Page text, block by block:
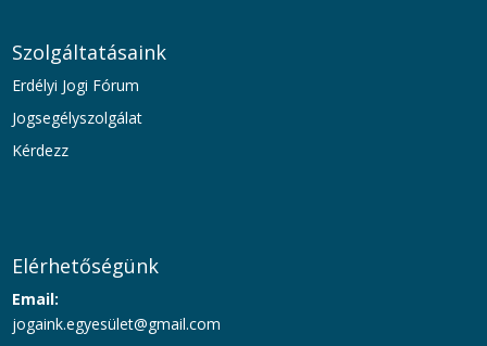
Szolgáltatásaink
Erdélyi Jogi Fórum
Jogsegélyszolgálat
Kérdezz
Elérhetőségünk
Email:
jogaink.egyesület@gmail.com